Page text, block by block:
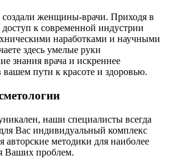
женщины-врачи. Приходя в
к современной индустрии
наработками и научными
здесь умелые руки
знания врача и искреннее
вашем пути к красоте и здоровью.
наши специалисты всегда
для Вас индивидуальный комплекс
авторские методики для наиболее
Ваших проблем.